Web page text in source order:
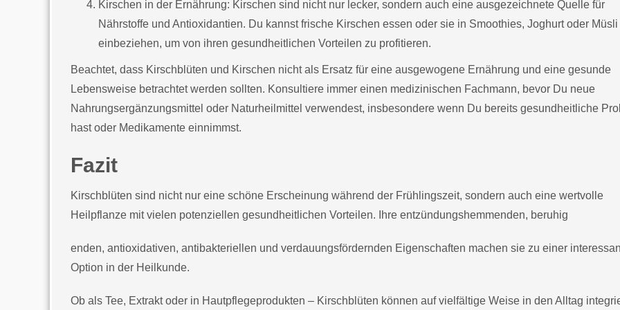
Kirschen in der Ernährung: Kirschen sind nicht nur lecker, sondern auch eine ausgezeichnete Quelle für
Nährstoffe und Antioxidantien. Du kannst frische Kirschen essen oder sie in Smoothies, Joghurt oder Müsli
einbeziehen, um von ihren gesundheitlichen Vorteilen zu profitieren.
Beachtet, dass Kirschblüten und Kirschen nicht als Ersatz für eine ausgewogene Ernährung und eine gesunde
Lebensweise betrachtet werden sollten. Konsultiere immer einen medizinischen Fachmann, bevor Du neue
Nahrungsergänzungsmittel oder Naturheilmittel verwendest, insbesondere wenn Du bereits gesundheitliche
hast oder Medikamente einnimmst.
Fazit
Kirschblüten sind nicht nur eine schöne Erscheinung während der Frühlingszeit, sondern auch eine wertvolle
Heilpflanze mit vielen potenziellen gesundheitlichen Vorteilen. Ihre entzündungshemmenden, beruhig
enden, antioxidativen, antibakteriellen und verdauungsfördernden Eigenschaften machen sie zu einer
Option in der Heilkunde.
Ob als Tee, Extrakt oder in Hautpflegeprodukten – Kirschblüten können auf vielfältige Weise in den Alltag